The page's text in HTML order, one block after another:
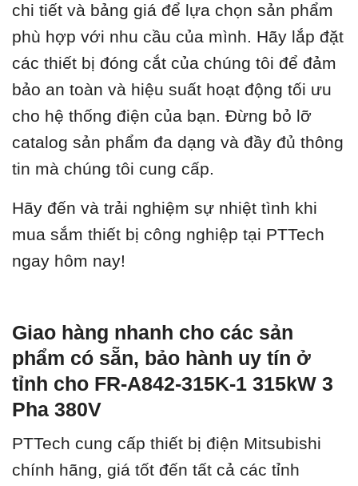
chi tiết và bảng giá để lựa chọn sản phẩm
phù hợp với nhu cầu của mình. Hãy lắp đặt
các thiết bị đóng cắt của chúng tôi để đảm
bảo an toàn và hiệu suất hoạt động tối ưu
cho hệ thống điện của bạn. Đừng bỏ lỡ
catalog sản phẩm đa dạng và đầy đủ thông
tin mà chúng tôi cung cấp.
Hãy đến và trải nghiệm sự nhiệt tình khi
mua sắm thiết bị công nghiệp tại PTTech
ngay hôm nay!
Giao hàng nhanh cho các sản
phẩm có sẵn, bảo hành uy tín ở
tỉnh cho FR-A842-315K-1 315kW 3
Pha 380V
PTTech cung cấp thiết bị điện Mitsubishi
chính hãng, giá tốt đến tất cả các tỉnh